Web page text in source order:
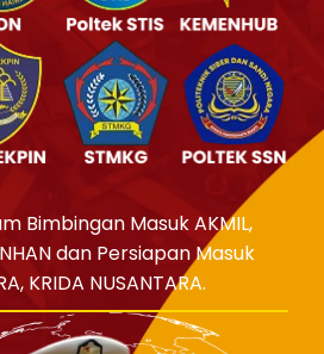
Bimbingan Masuk AKMIL,
dan Persiapan Masuk
KRIDA NUSANTARA.